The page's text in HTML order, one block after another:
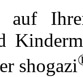
auf
shogazi